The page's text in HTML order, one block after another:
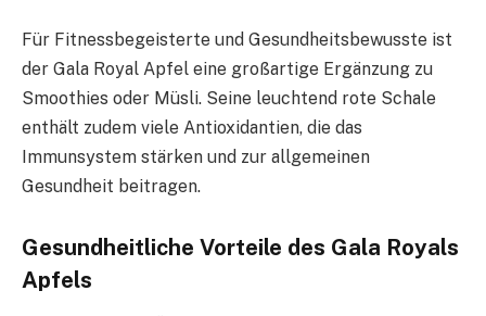
Für Fitnessbegeisterte und Gesundheitsbewusste ist
der Gala Royal Apfel eine großartige Ergänzung zu
Smoothies oder Müsli. Seine leuchtend rote Schale
enthält zudem viele Antioxidantien, die das
Immunsystem stärken und zur allgemeinen
Gesundheit beitragen.
Gesundheitliche Vorteile des Gala Royals
Apfels